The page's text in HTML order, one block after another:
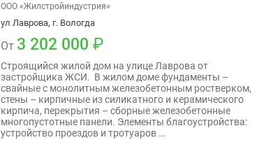
ООО «Жилстройиндустрия»
ул Лаврова, г. Вологда
От 3 202 000
Строящийся жилой дом на улице Лаврова от
застройщика ЖСИ. В жилом доме фундаменты –
свайные с монолитным железобетонным ростверком,
стены – кирпичные из силикатного и керамического
кирпича, перекрытия – сборные железобетонные
многопустотные панели. Элементы благоустройства:
устройство проездов и тротуаров …